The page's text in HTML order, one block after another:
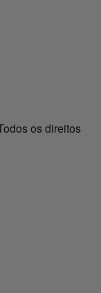
os direitos